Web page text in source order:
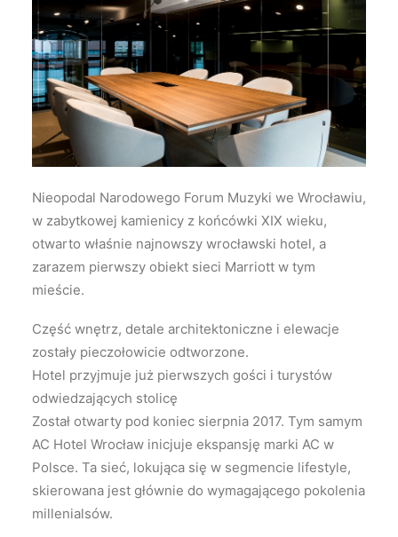
Wyszukiwanie
Nieopodal Narodowego Forum Muzyki we Wrocławiu,
w zabytkowej kamienicy z końcówki XIX wieku,
otwarto właśnie najnowszy wrocławski hotel, a
zarazem pierwszy obiekt sieci Marriott w tym
mieście.
Część wnętrz, detale architektoniczne i elewacje
zostały pieczołowicie odtworzone.
Hotel przyjmuje już pierwszych gości i turystów
odwiedzających stolicę
Został otwarty pod koniec sierpnia 2017. Tym samym
AC Hotel Wrocław inicjuje ekspansję marki AC w
Polsce. Ta sieć, lokująca się w segmencie lifestyle,
skierowana jest głównie do wymagającego pokolenia
millenialsów.